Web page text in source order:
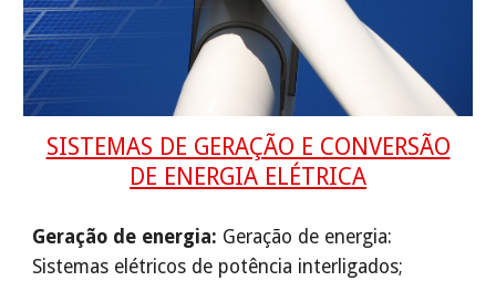
SISTEMAS DE GERAÇÃO E CONVERSÃO
DE ENERGIA ELÉTRICA
Geração de energia: Geração de energia:
Sistemas elétricos de potência interligados;